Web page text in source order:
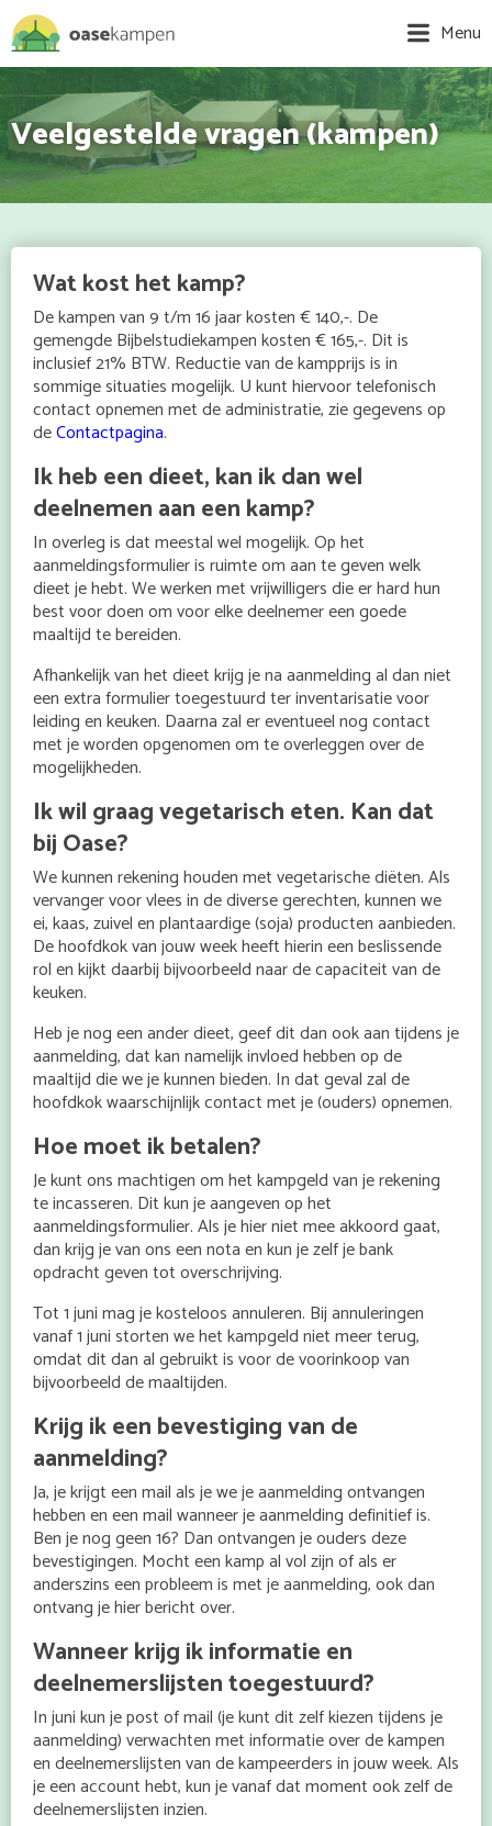
Menu
Veelgestelde vragen (kampen)
Wat kost het kamp?
De kampen van 9 t/m 16 jaar kosten € 140,-. De
gemengde Bijbelstudiekampen kosten € 165,-. Dit is
inclusief 21% BTW. Reductie van de kampprijs is in
sommige situaties mogelijk. U kunt hiervoor telefonisch
contact opnemen met de administratie, zie gegevens op
deContactpagina.
Ik heb een dieet, kan ik dan wel
deelnemen aan een kamp?
In overleg is dat meestal wel mogelijk. Op het
aanmeldingsformulier is ruimte om aan te geven welk
dieet je hebt. We werken met vrijwilligers die er hard hun
best voor doen om voor elke deelnemer een goede
maaltijd te bereiden.
Afhankelijk van het dieet krijg je na aanmelding al dan niet
een extra formulier toegestuurd ter inventarisatie voor
leiding en keuken. Daarna zal er eventueel nog contact
met je worden opgenomen om te overleggen over de
mogelijkheden.
Ik wil graag vegetarisch eten. Kan dat
bij Oase?
We kunnen rekening houden met vegetarische diëten. Als
vervanger voor vlees in de diverse gerechten, kunnen we
ei, kaas, zuivel en plantaardige (soja) producten aanbieden.
De hoofdkok van jouw week heeft hierin een beslissende
rol en kijkt daarbij bijvoorbeeld naar de capaciteit van de
keuken.
Heb je nog een ander dieet, geef dit dan ook aan tijdens je
aanmelding, dat kan namelijk invloed hebben op de
maaltijd die we je kunnen bieden. In dat geval zal de
hoofdkok waarschijnlijk contact met je (ouders) opnemen.
Hoe moet ik betalen?
Je kunt ons machtigen om het kampgeld van je rekening
te incasseren. Dit kun je aangeven op het
aanmeldingsformulier. Als je hier niet mee akkoord gaat,
dan krijg je van ons een nota en kun je zelf je bank
opdracht geven tot overschrijving.
Tot 1 juni mag je kosteloos annuleren. Bij annuleringen
vanaf 1 juni storten we het kampgeld niet meer terug,
omdat dit dan al gebruikt is voor de voorinkoop van
bijvoorbeeld de maaltijden.
Krijg ik een bevestiging van de
aanmelding?
Ja, je krijgt een mail als je we je aanmelding ontvangen
hebben en een mail wanneer je aanmelding definitief is.
Ben je nog geen 16? Dan ontvangen je ouders deze
bevestigingen. Mocht een kamp al vol zijn of als er
anderszins een probleem is met je aanmelding, ook dan
ontvang je hier bericht over.
Wanneer krijg ik informatie en
deelnemerslijsten toegestuurd?
In juni kun je post of mail (je kunt dit zelf kiezen tijdens je
aanmelding) verwachten met informatie over de kampen
en deelnemerslijsten van de kampeerders in jouw week. Als
je een account hebt, kun je vanaf dat moment ook zelf de
deelnemerslijsten inzien.